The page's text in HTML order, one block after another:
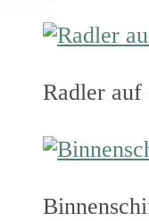
Radler auf